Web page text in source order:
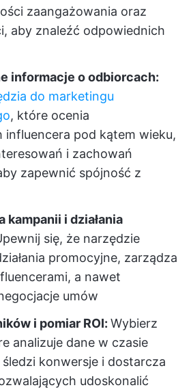
zaangażowania oraz
aby znaleźć odpowiednich
informacje o odbiorcach:
do marketingu
, które ocenia
influencera pod kątem wieku,
i zachowań
zapewnić spójność z
kampanii i działania
się, że narzędzie
promocyjne, zarządza
a nawet
umów
i pomiar ROI: Wybierz
analizuje dane w czasie
konwersje i dostarcza
udoskonalić